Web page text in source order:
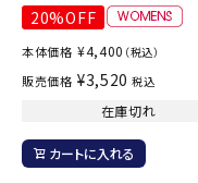
20%OFF
本体価格 ¥4,400 （税込）
販売価格 ¥3,520 税込
在庫切れ
カートに入れる